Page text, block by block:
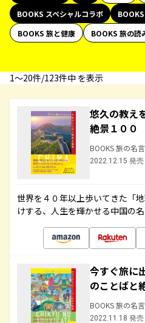
BOOKS スペシャルコラボ
BOOKS 旅と健康
BOOKS 旅の読
1〜20件/123件中 を表示
悠久の教え
絶景１００
BOOKS 旅の名
2022.12.15 発売
世界を４０年以上歩いてきた「
けする、人生を輝かせる中国の
今すぐ旅に
のことばと
BOOKS 旅の名
2022.11.18 発売